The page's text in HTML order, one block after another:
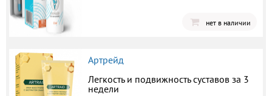
нет в наличии
Артрейд
Легкость и подвижность суставов за 3
недели